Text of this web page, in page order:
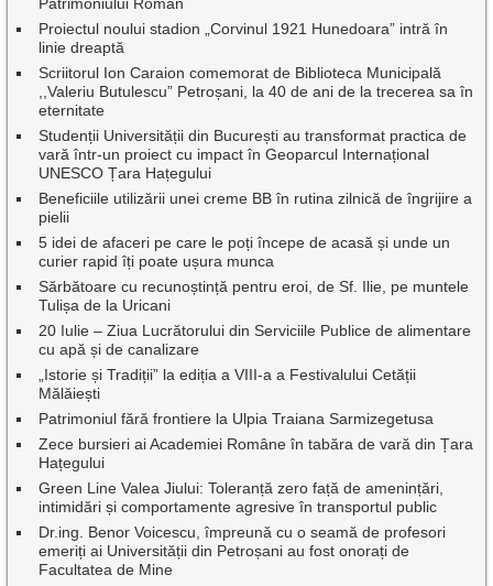
Proiectul noului stadion „Corvinul 1921 Hunedoara” intră în
linie dreaptă
Scriitorul Ion Caraion comemorat de Biblioteca Municipală
,,Valeriu Butulescu” Petroșani, la 40 de ani de la trecerea sa în
eternitate
Studenții Universității din București au transformat practica de
vară într-un proiect cu impact în Geoparcul Internațional
UNESCO Țara Hațegului
Beneficiile utilizării unei creme BB în rutina zilnică de îngrijire a
pielii
5 idei de afaceri pe care le poți începe de acasă și unde un
curier rapid îți poate ușura munca
Sărbătoare cu recunoștință pentru eroi, de Sf. Ilie, pe muntele
Tulișa de la Uricani
20 Iulie – Ziua Lucrătorului din Serviciile Publice de alimentare
cu apă și de canalizare
„Istorie și Tradiții” la ediția a VIII-a a Festivalului Cetății
Mălăiești
Patrimoniul fără frontiere la Ulpia Traiana Sarmizegetusa
Zece bursieri ai Academiei Române în tabăra de vară din Țara
Hațegului
Green Line Valea Jiului: Toleranță zero față de amenințări,
intimidări și comportamente agresive în transportul public
Dr.ing. Benor Voicescu, împreună cu o seamă de profesori
emeriți ai Universității din Petroșani au fost onorați de
Facultatea de Mine